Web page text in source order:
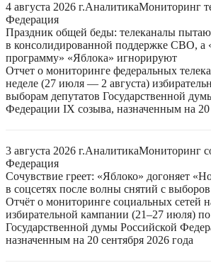
4 августа 2026 г.АналитикаМониторинг
Федерация
Праздник общей беды: телеканалы
в консолидированной поддержке СВО, а
программу» «Яблока» игнорируют
Отчет о мониторинге федеральных
неделе (27 июля — 2 августа)
выборам депутатов Государственной
Федерации IX созыва, назначенным на 20
3 августа 2026 г.АналитикаМониторинг
Федерация
Сочувствие греет: «Яблоко» догоняет
в соцсетях после волны снятий с
Отчёт о мониторинге социальных сетей
избирательной кампании (21–27 июля)
Государственной думы Российской
назначенным на 20 сентября 2026 года